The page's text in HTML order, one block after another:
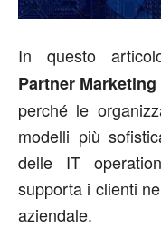
In questo
Partner
perché le
modelli più
delle IT
supporta i clienti
aziendale.